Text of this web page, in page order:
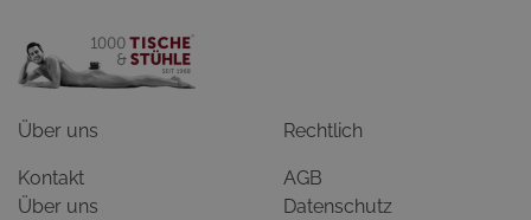
Über uns
Kontakt
Über uns
Rechtlich
AGB
Datenschutz